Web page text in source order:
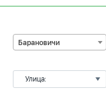
Барановичи
Улица: